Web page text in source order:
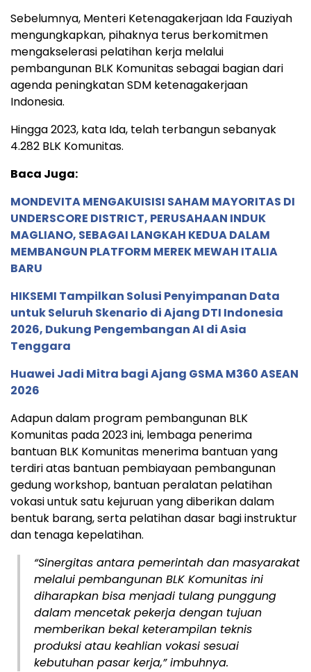
Sebelumnya, Menteri Ketenagakerjaan Ida Fauziyah
mengungkapkan, pihaknya terus berkomitmen
mengakselerasi pelatihan kerja melalui
pembangunan BLK Komunitas sebagai bagian dari
agenda peningkatan SDM ketenagakerjaan
Indonesia.
Hingga 2023, kata Ida, telah terbangun sebanyak
4.282 BLK Komunitas.
Baca Juga:
MONDEVITA MENGAKUISISI SAHAM MAYORITAS DI
UNDERSCORE DISTRICT, PERUSAHAAN INDUK
MAGLIANO, SEBAGAI LANGKAH KEDUA DALAM
MEMBANGUN PLATFORM MEREK MEWAH ITALIA
BARU
HIKSEMI Tampilkan Solusi Penyimpanan Data
untuk Seluruh Skenario di Ajang DTI Indonesia
2026, Dukung Pengembangan AI di Asia
Tenggara
Huawei Jadi Mitra bagi Ajang GSMA M360 ASEAN
2026
Adapun dalam program pembangunan BLK
Komunitas pada 2023 ini, lembaga penerima
bantuan BLK Komunitas menerima bantuan yang
terdiri atas bantuan pembiayaan pembangunan
gedung workshop, bantuan peralatan pelatihan
vokasi untuk satu kejuruan yang diberikan dalam
bentuk barang, serta pelatihan dasar bagi instruktur
dan tenaga kepelatihan.
“Sinergitas antara pemerintah dan masyarakat
melalui pembangunan BLK Komunitas ini
diharapkan bisa menjadi tulang punggung
dalam mencetak pekerja dengan tujuan
memberikan bekal keterampilan teknis
produksi atau keahlian vokasi sesuai
kebutuhan pasar kerja,” imbuhnya.